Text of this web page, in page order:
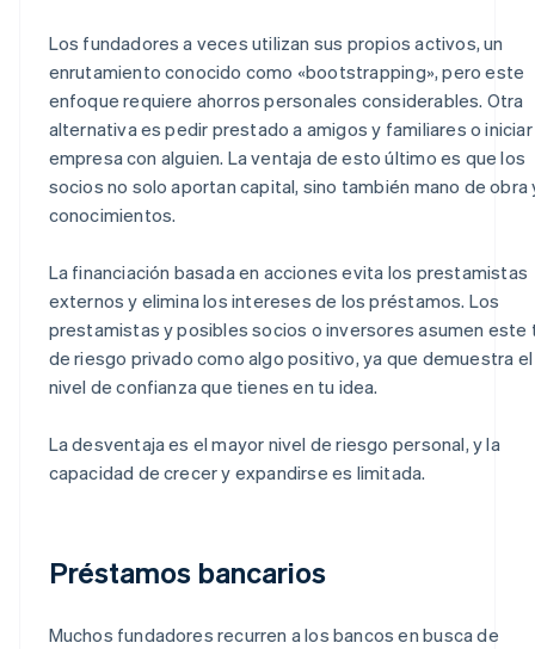
Los fundadores a veces utilizan sus propios activos, un
enrutamiento conocido como «bootstrapping», pero este
enfoque requiere ahorros personales considerables. Otra
alternativa es pedir prestado a amigos y familiares o iniciar
empresa con alguien. La ventaja de esto último es que los
socios no solo aportan capital, sino también mano de obra
conocimientos.
La financiación basada en acciones evita los prestamistas
externos y elimina los intereses de los préstamos. Los
prestamistas y posibles socios o inversores asumen este
de riesgo privado como algo positivo, ya que demuestra el
nivel de confianza que tienes en tu idea.
La desventaja es el mayor nivel de riesgo personal, y la
capacidad de crecer y expandirse es limitada.
Préstamos bancarios
Muchos fundadores recurren a los bancos en busca de